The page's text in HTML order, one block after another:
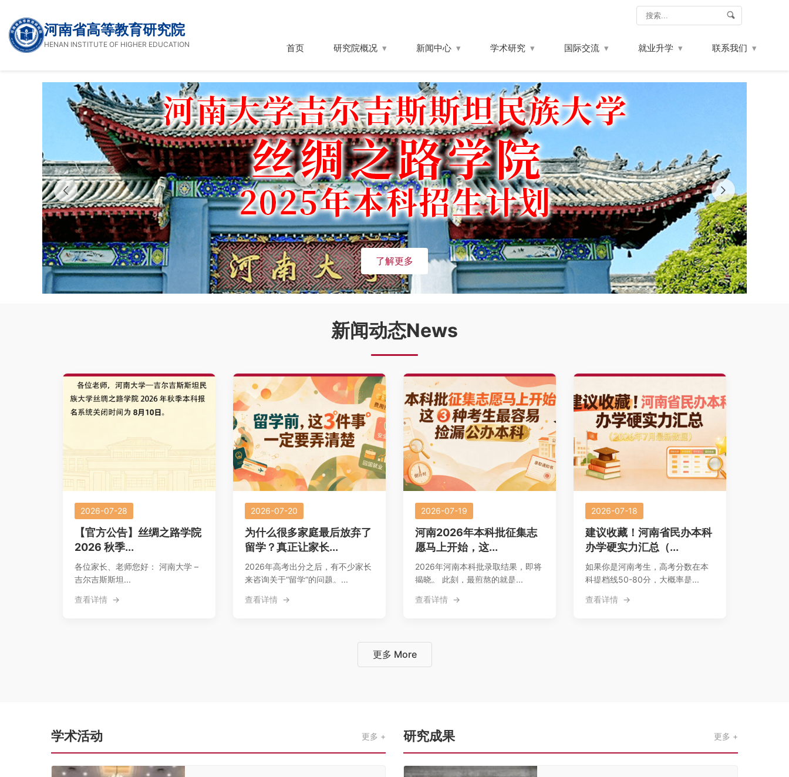
河南省高等教育研究院
HENAN INSTITUTE OF HIGHER EDUCATION 首页 研究院概况 新闻中心 学术研究 国际交流 就业升学 联系我们
了解更多
新闻动态News
2026-07-28
【官方公告】丝绸之路学院
2026 秋季...
各位家长、老师您好： 河南大学 –
吉尔吉斯斯坦...
查看详情
2026-07-20
为什么很多家庭最后放弃了
留学？真正让家长...
2026年高考出分之后，有不少家长
来咨询关于“留学”的问题。...
查看详情
2026-07-19
河南2026年本科批征集志
愿马上开始，这...
2026年河南本科批录取结果，即将
揭晓。 此刻，最煎熬的就是...
查看详情
2026-07-18
建议收藏！河南省民办本科
办学硬实力汇总（...
如果你是河南考生，高考分数在本
科提档线50-80分，大概率是...
查看详情
更多 More
学术活动 更多 研究成果 更多